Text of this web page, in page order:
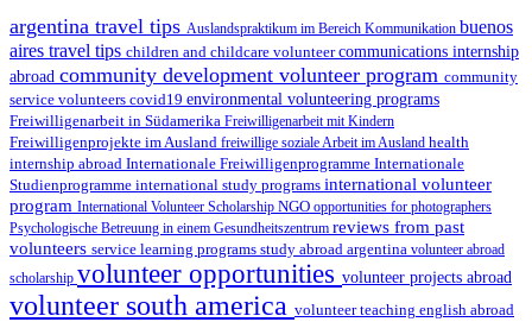
argentina travel tips Auslandspraktikum im Bereich Kommunikation buenos
aires travel tips children and childcare volunteercommunications internship
abroad community development volunteer program community
service volunteers covid19 environmental volunteering programs
Freiwilligenarbeit in Südamerika Freiwilligenarbeit mit Kindern
Freiwilligenprojekte im Ausland freiwillige soziale Arbeit im Ausland health
internship abroad Internationale Freiwilligenprogramme Internationale
Studienprogramme international study programs international volunteer
program International Volunteer Scholarship NGO opportunities for photographers
Psychologische Betreuung in einem Gesundheitszentrum reviews from past
volunteers service learning programs study abroad argentina volunteer abroad
scholarship volunteer opportunities volunteer projects abroad
volunteer south america volunteer teaching english abroad